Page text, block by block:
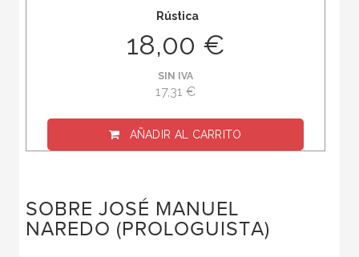
Rústica
18,00 €
SIN IVA
17,31 €
AÑADIR AL CARRITO
SOBRE JOSÉ MANUEL
NAREDO (PROLOGUISTA)